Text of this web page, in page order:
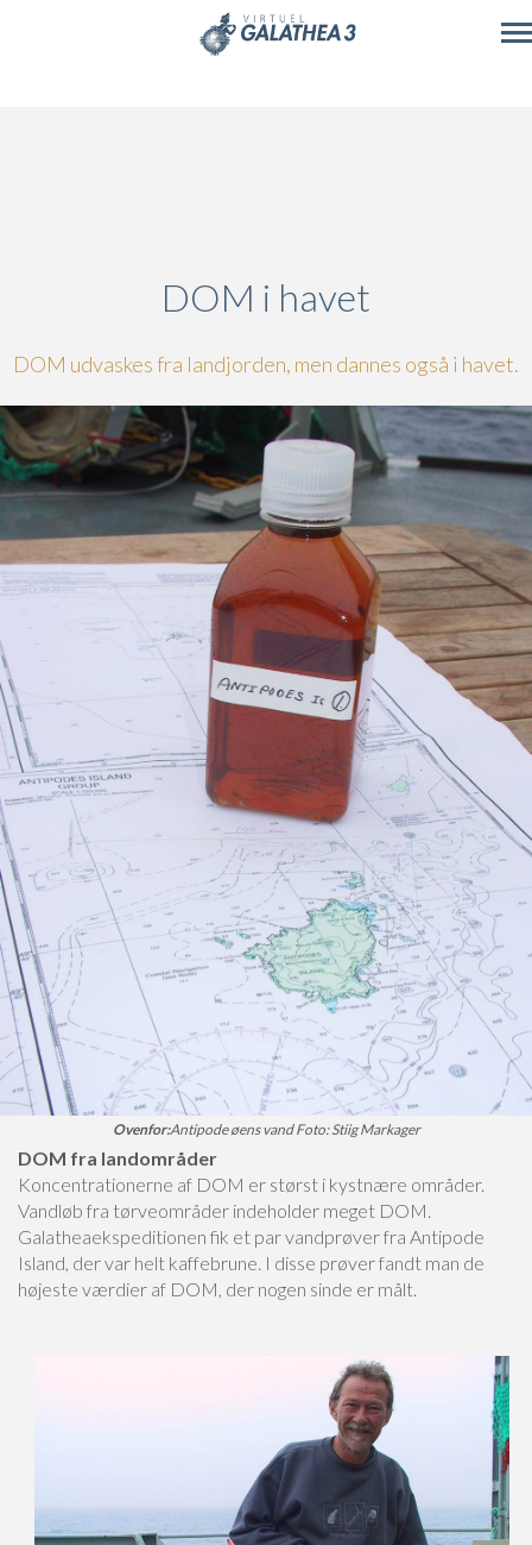
DOM i havet
DOM udvaskes fra landjorden, men dannes også i havet.
Ovenfor:Antipode øens vand Foto: Stiig Markager
DOM fra landområder
Koncentrationerne af DOM er størst i kystnære områder.
Vandløb fra tørveområder indeholder meget DOM.
Galatheaekspeditionen fik et par vandprøver fra Antipode
Island, der var helt kaffebrune. I disse prøver fandt man de
højeste værdier af DOM, der nogen sinde er målt.